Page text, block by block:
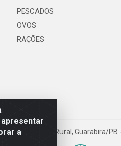
a
PESCADOS
OVOS
RAÇÕES
2, S/N - Zona Rural, Guarabira/